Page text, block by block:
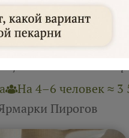
сдобных
На 4–6 человек ≈ 3
Пирогов